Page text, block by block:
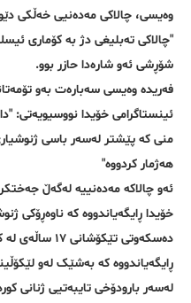
وەیسی، چالاکی مەدەنیی خەڵکی
"چالاکی تەبلیغی دژ بە کۆماری
شۆڕشی ئەو شارەدا حازر بوو.
فەریدە وەیسی سەبارەت بەو
ئینستاگرامی خۆیدا نووسیویەتی:
منی کە پێشتر لەسەر باسی
هەژمار کردووە"
ئەو چالاکە مەدەنییە لەگەڵ
خۆیدا ڕایگەیاندووە کە ناوەڕۆکی
دەسکەوتی
لەسەر بارودۆخی تایبەتیی ژنانی